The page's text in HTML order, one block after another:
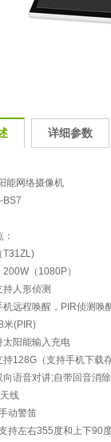
详细参数
能网络摄像机
BS7
T31ZL)
（1080P）
人形侦测
机远程唤醒，PIR侦测唤
米(PIR)
太阳能输入充电
持128G（支持手机下载
向语音对讲;自带回音消除
线
动警笛
持左右355度和上下90